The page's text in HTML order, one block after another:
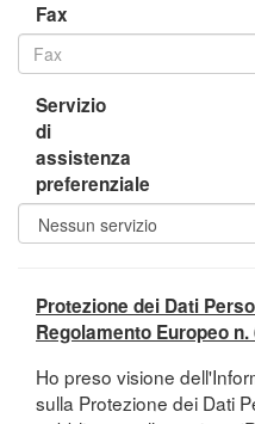
Fax
Servizio
di
assistenza
preferenziale
Protezione dei Dati
Regolamento Europeo n.
Ho preso visione
sulla Protezione dei Dati